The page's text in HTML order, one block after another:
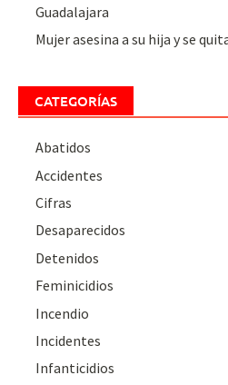
Guadalajara
Mujer asesina a su hija y se
CATEGORÍAS
Abatidos
Accidentes
Cifras
Desaparecidos
Detenidos
Feminicidios
Incendio
Incidentes
Infanticidios